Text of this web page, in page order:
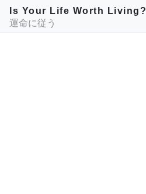
Is Your Life Worth Living?
運命に従う